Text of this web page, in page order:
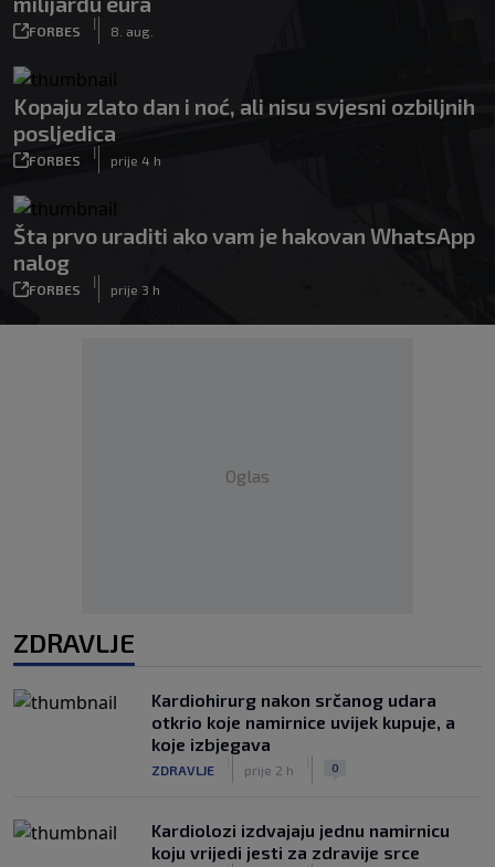
FORBES
|
8. aug.
Kopaju zlato dan i noć, ali nisu svjesni ozbiljnih
posljedica
FORBES
|
prije 4 h
Šta prvo uraditi ako vam je hakovan WhatsApp
nalog
FORBES
|
prije 3 h
Oglas
ZDRAVLJE
Kardiohirurg nakon srčanog udara
otkrio koje namirnice uvijek kupuje, a
koje izbjegava
ZDRAVLJE prije 2 h 0
Kardiolozi izdvajaju jednu namirnicu
koju vrijedi jesti za zdravije srce